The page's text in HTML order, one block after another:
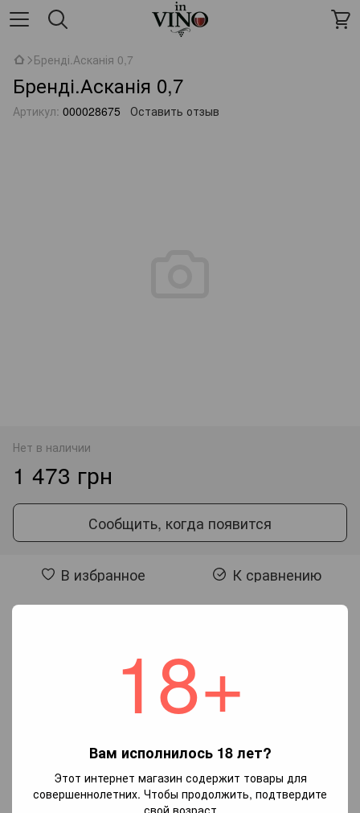
18+
Вам исполнилось 18 лет?
Этот интернет магазин содержит товары для
совершеннолетних. Чтобы продолжить, подтвердите
свой возраст
Бренді.Асканія 0,7
Бренді.Асканія 0,7
Артикул: 000028675 Оставить отзыв
Нет в наличии
1 473 грн
Сообщить, когда появится
В избранное К сравнению
Добавьте первый отзыв
Написать отзыв